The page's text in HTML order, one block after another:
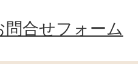
問合せフォーム